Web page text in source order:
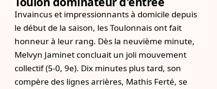
Invaincus et impressionnants à domicile depuis
le début de la saison, les Toulonnais ont fait
honneur à leur rang. Dès la neuvième minute,
Melvyn Jaminet concluait un joli mouvement
collectif (5-0, 9e). Dix minutes plus tard, son
compère des lignes arrières, Mathis Ferté, se